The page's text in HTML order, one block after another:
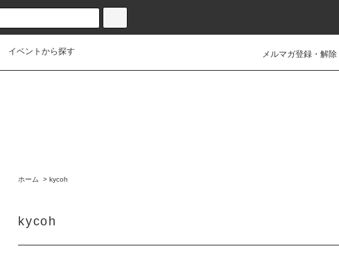
イベントから探す メルマガ登録・解除
ホーム > kycoh
kycoh